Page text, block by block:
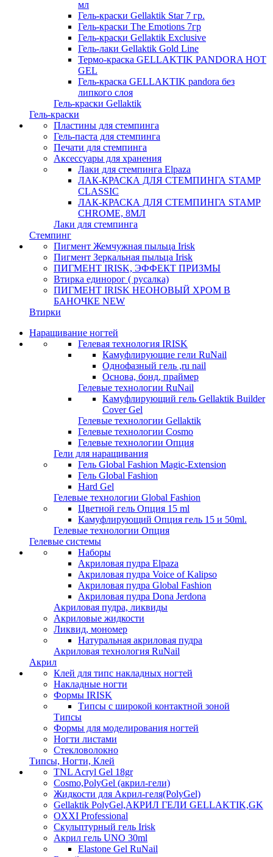
мл
Гель-краски Gellaktik Star 7 гр.
Гель-краски The Emotions 7гр
Гель-краски Gellaktik Exclusive
Гель-лаки Gellaktik Gold Line
Термо-краска GELLAKTIK PANDORA HOT
GEL
Гель-краска GELLAKTIK pandora без
липкого слоя
Гель-краски Gellaktik
Гель-краски
Пластины для стемпинга
Гель-паста для стемпинга
Печати для стемпинга
Аксессуары для хранения
Лаки для стемпинга Elpaza
ЛАК-КРАСКА ДЛЯ СТЕМПИНГА STAMP
CLASSIC
ЛАК-КРАСКА ДЛЯ СТЕМПИНГА STAMP
CHROME, 8МЛ
Лаки для стемпинга
Стемпинг
Пигмент Жемчужная пыльца Irisk
Пигмент Зеркальная пыльца Irisk
ПИГМЕНТ IRISK, ЭФФЕКТ ПРИЗМЫ
Втирка единорог ( русалка)
ПИГМЕНТ IRISK НЕОНОВЫЙ ХРОМ В
БАНОЧКЕ NEW
Втирки
Наращивание ногтей
Гелевая технология IRISK
Камуфлирующие гели RuNail
Однофазный гель ,ru nail
Основа, бонд, праймер
Гелевые технологии RuNail
Камуфлирующий гель Gellaktik Builder
Cover Gel
Гелевые технологии Gellaktik
Гелевые технологии Cosmo
Гелевые технологии Опция
Гели для наращивания
Гель Global Fashion Magic-Extension
Гель Global Fashion
Hard Gel
Гелевые технологии Global Fashion
Цветной гель Опция 15 ml
Камуфлирующий Опция гель 15 и 50ml.
Гелевые технологии Опция
Гелевые системы
Наборы
Акриловая пудра Elpaza
Акриловая пудра Voice of Kalipso
Акриловая пудра Global Fashion
Акриловая пудра Dona Jerdona
Акриловая пудра, ликвиды
Акриловые жидкости
Ликвид, мономер
Натуральная акриловая пудра
Акриловая технология RuNail
Акрил
Клей для типс накладных ногтей
Накладные ногти
Формы IRISK
Типсы с широкой контактной зоной
Типсы
Формы для моделирования ногтей
Ногти листами
Стекловолокно
Типсы, Ногти, Клей
TNL Acryl Gel 18gr
Cosmo,PolyGel (акрил-гели)
Жидкости для Акрил-геля(PolyGel)
Gellaktik PolyGel,АКРИЛ ГЕЛИ GELLAKTIK,GK
OXXI Professional
Скульптурный гель Irisk
Акрил гель UNO 30ml
Elastone Gel RuNail